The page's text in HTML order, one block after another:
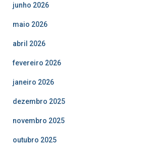
junho 2026
maio 2026
abril 2026
fevereiro 2026
janeiro 2026
dezembro 2025
novembro 2025
outubro 2025